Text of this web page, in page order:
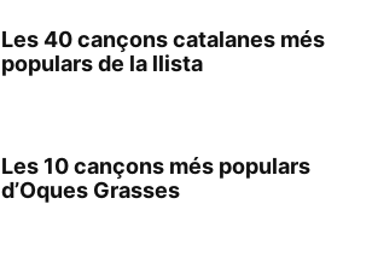
Les 40 cançons catalanes més
populars de la llista
Les 10 cançons més populars
d’Oques Grasses